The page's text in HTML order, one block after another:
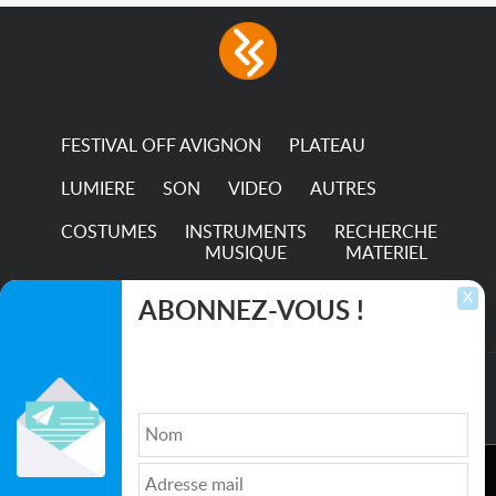
FESTIVAL OFF AVIGNON PLATEAU
LUMIERE SON VIDEO AUTRES
COSTUMES
INSTRUMENTS
MUSIQUE
RECHERCHE
MATERIEL
TRANSPORTS
Qui sommes nous ?| Médias
X
ABONNEZ-VOUS !
Ce site utilise des cookies pour améliorer l'expérience de